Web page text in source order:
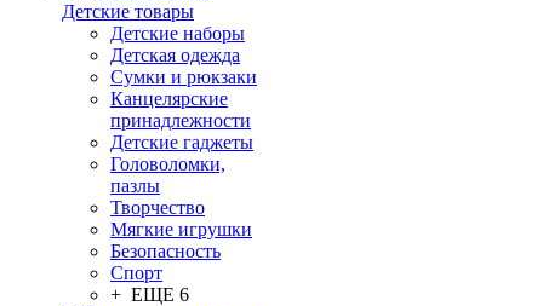
Детские товары
Детские наборы
Детская одежда
Сумки и рюкзаки
Канцелярские
принадлежности
Детские гаджеты
Головоломки,
пазлы
Творчество
Мягкие игрушки
Безопасность
Спорт
+ ЕЩЕ 6